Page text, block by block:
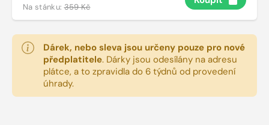
Na stánku:359 Kč
Dárek, nebo sleva jsou určeny pouze pro nové
předplatitele. Dárky jsou odesílány na adresu
plátce, a to zpravidla do 6 týdnů od provedení
úhrady.